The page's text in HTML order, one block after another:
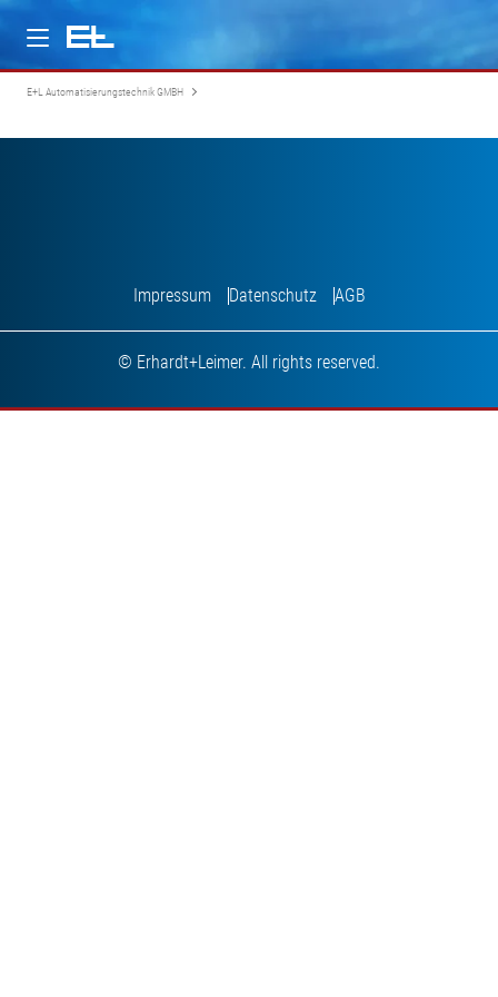
Über uns
E+L Automatisierungstechnik GMBH
© Erhardt+Leimer. All rights reserved.
Impressum Datenschutz AGB